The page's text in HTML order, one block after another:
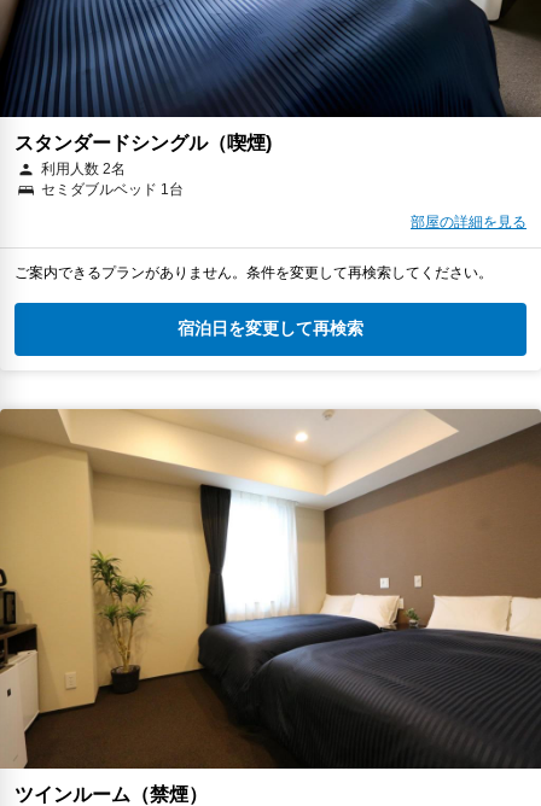
スタンダードシングル（喫煙)
利用人数 2名
セミダブルベッド 1台
部屋の詳細を見る
ご案内できるプランがありません。条件を変更して再検索してください。
宿泊日を変更して再検索
ツインルーム（禁煙）